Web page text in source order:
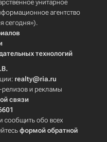
унитарное
агентство
сегодня»).
технологий
realty@ria.ru
и рекламы
связи
сообщить обо всех
формой обратной